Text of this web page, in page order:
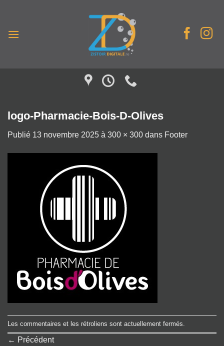
contenu
logo-Pharmacie-Bois-D-Olives
Publié 13 novembre 2025 à 300 × 300 dans Footer
Les commentaires et les rétroliens sont actuellement fermés.
← Précédent